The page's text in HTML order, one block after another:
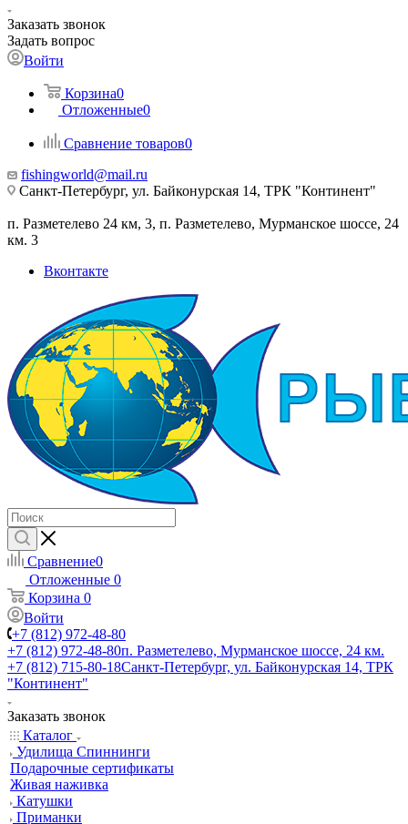
Заказать звонок
Задать вопрос
Войти
Корзина0
Отложенные0
Сравнение товаров0
fishingworld@mail.ru
Санкт-Петербург, ул. Байконурская 14, ТРК "Континент"
п. Разметелево 24 км, 3, п. Разметелево, Мурманское шоссе, 24
км. 3
Вконтакте
Сравнение0
Отложенные 0
Корзина 0
Войти
+7 (812) 972-48-80
+7 (812) 972-48-80п. Разметелево, Мурманское шоссе, 24 км.
+7 (812) 715-80-18Санкт-Петербург, ул. Байконурская 14, ТРК
"Континент"
Заказать звонок
Каталог
Удилища Спиннинги
Подарочные сертификаты
Живая наживка
Катушки
Приманки